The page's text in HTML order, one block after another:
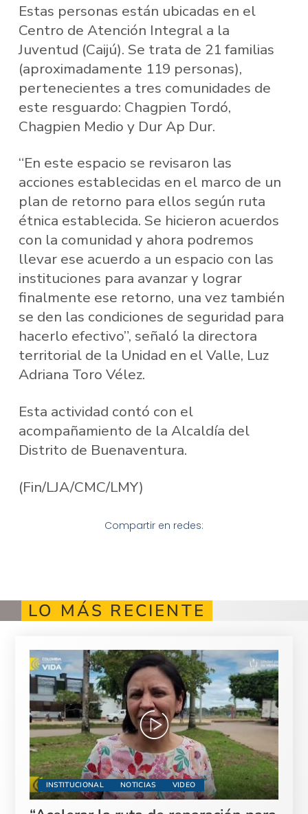
Estas personas están ubicadas en el
Centro de Atención Integral a la
Juventud (Caijú). Se trata de 21 familias
(aproximadamente 119 personas),
pertenecientes a tres comunidades de
este resguardo: Chagpien Tordó,
Chagpien Medio y Dur Ap Dur.
“En este espacio se revisaron las
acciones establecidas en el marco de un
plan de retorno para ellos según ruta
étnica establecida. Se hicieron acuerdos
con la comunidad y ahora podremos
llevar ese acuerdo a un espacio con las
instituciones para avanzar y lograr
finalmente ese retorno, una vez también
se den las condiciones de seguridad para
hacerlo efectivo”, señaló la directora
territorial de la Unidad en el Valle, Luz
Adriana Toro Vélez.
Esta actividad contó con el
acompañamiento de la Alcaldía del
Distrito de Buenaventura.
(Fin/LJA/CMC/LMY)
Compartir en redes:
LO MÁS RECIENTE
INSTITUCIONAL NOTICIAS VIDEO